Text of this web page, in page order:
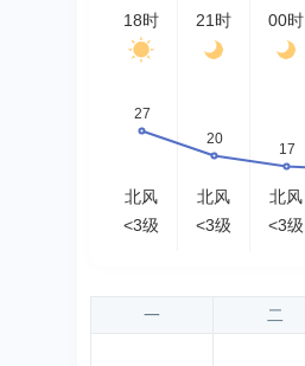
18时
北风
<3级
21时
北风
<3级
00时
北风
<3级
一 二